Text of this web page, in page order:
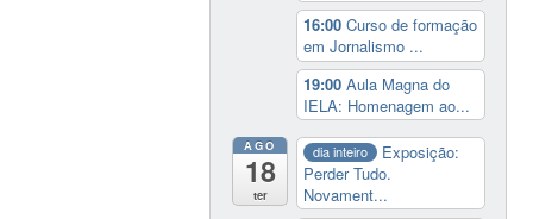
16:00Curso de formação
em Jornalismo ...
19:00Aula Magna do
IELA: Homenagem ao...
AGO
18
ter
dia inteiro
Exposição:
Perder Tudo.
Novament...